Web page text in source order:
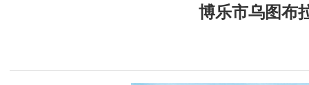
博乐市乌图布